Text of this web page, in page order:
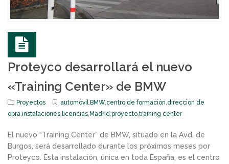
Proteyco desarrollará el nuevo
«Training Center» de BMW
Proyectos automóvil, BMW,centro de formación,dirección de
obra,instalaciones,licencias, Madrid,proyecto,training center
El nuevo “Training Center” de BMW, situado en la Avd. de
Burgos, será desarrollado durante los próximos meses por
Proteyco. Esta instalación, única en toda España, es el centro